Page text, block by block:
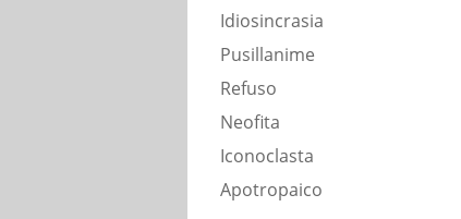
Idiosincrasia
Pusillanime
Refuso
Neofita
Iconoclasta
Apotropaico